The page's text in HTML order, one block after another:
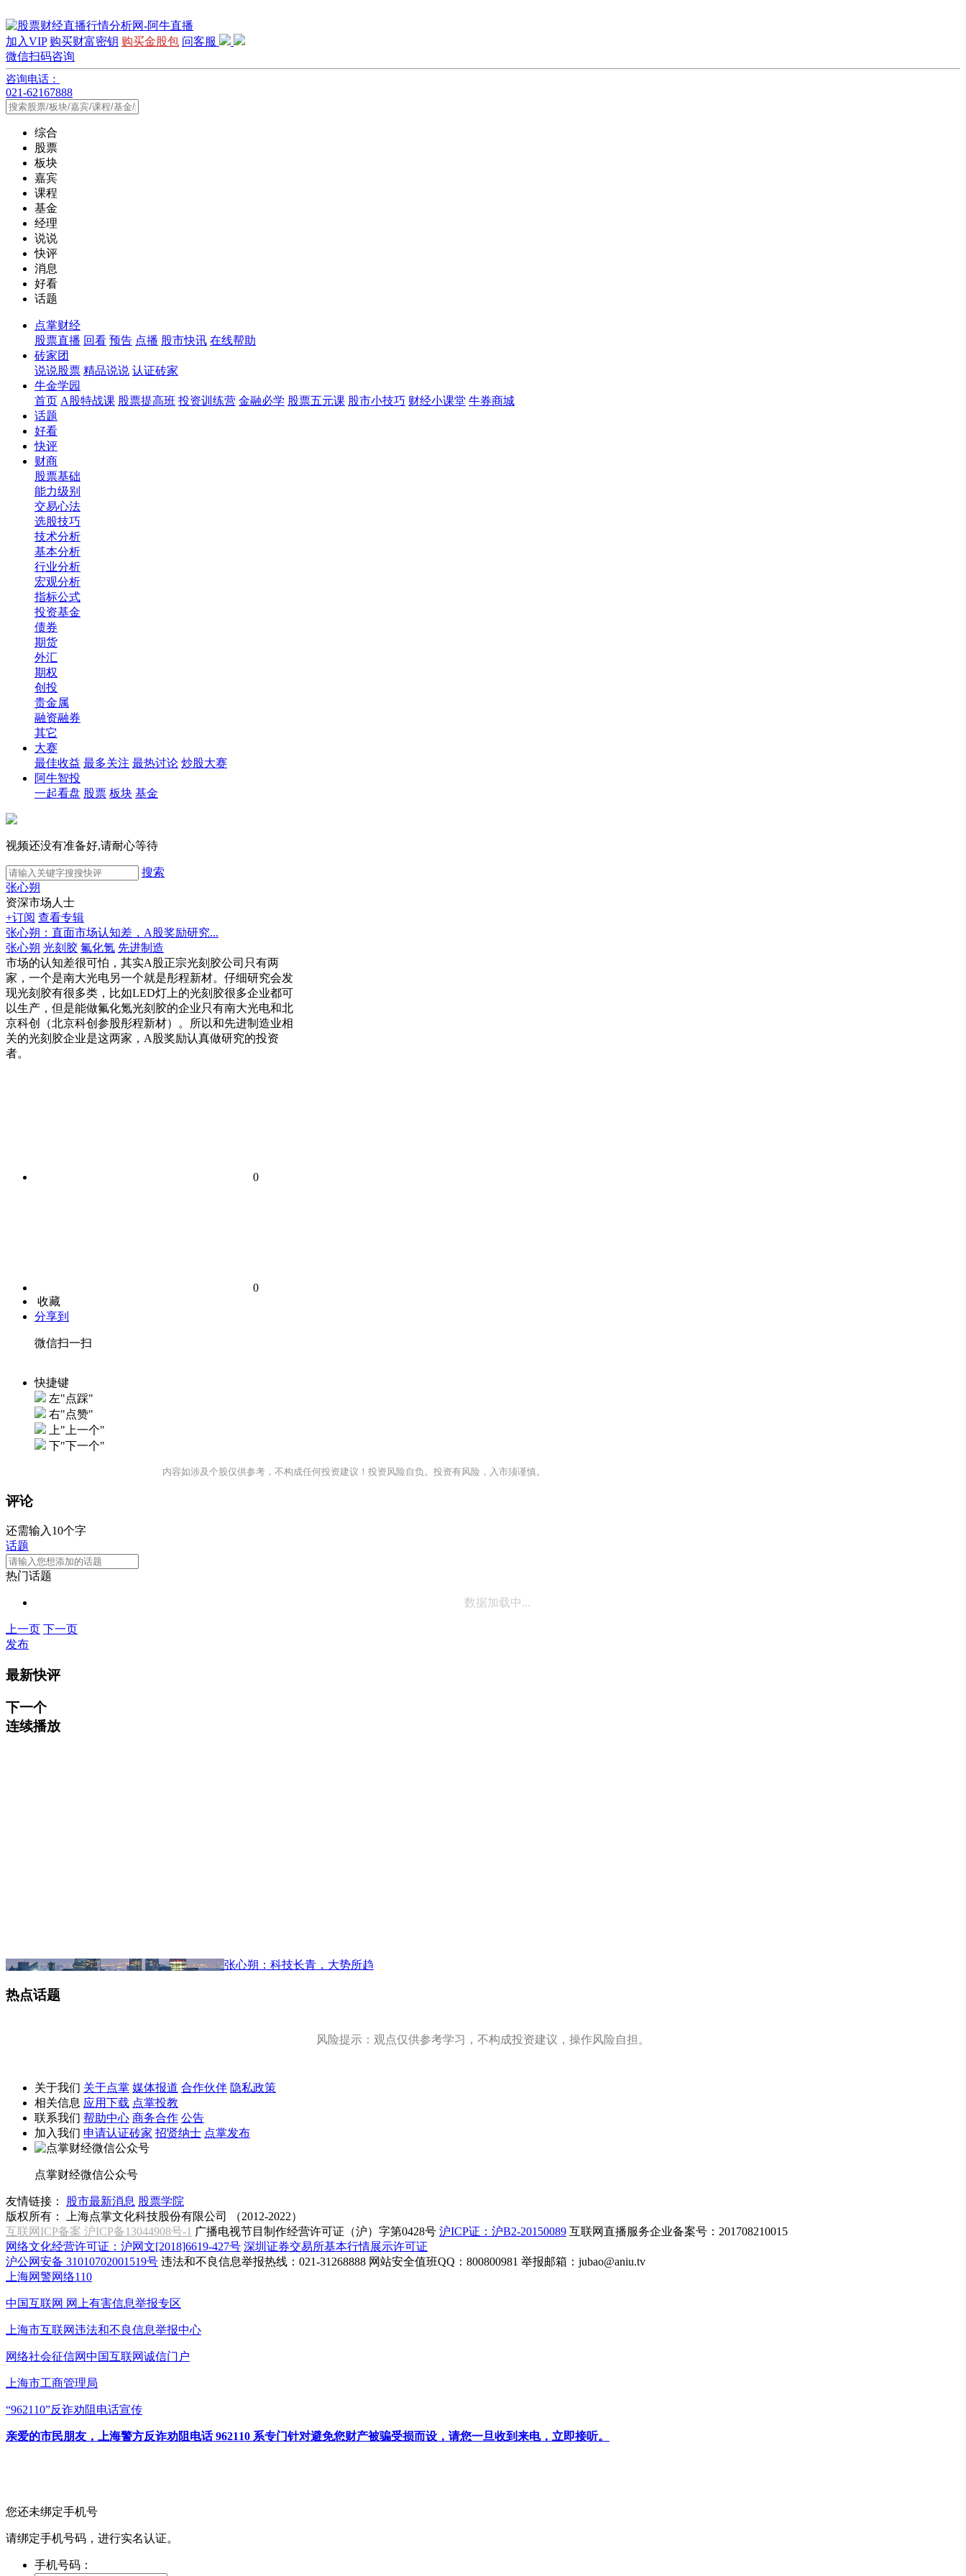
加入VIP 购买财富密钥 购买金股包 问客服
微信扫码咨询
咨询电话：
021-62167888
综合
股票
板块
嘉宾
课程
基金
经理
说说
快评
消息
好看
话题
点掌财经
股票直播 回看 预告 点播 股市快讯 在线帮助
砖家团
说说股票 精品说说 认证砖家
牛金学园
首页 A股特战课 股票提高班 投资训练营 金融必学 股票五元课 股市小技巧 财经小课堂 牛券商城
话题
好看
快评
财商
股票基础
能力级别
交易心法
选股技巧
技术分析
基本分析
行业分析
宏观分析
指标公式
投资基金
债券
期货
外汇
期权
创投
贵金属
融资融券
其它
大赛
最佳收益 最多关注 最热讨论 炒股大赛
阿牛智投
一起看盘 股票 板块 基金
视频还没有准备好,请耐心等待
搜索
张心朔
资深市场人士
+订阅 查看专辑
张心朔：直面市场认知差，A股奖励研究...
张心朔 光刻胶 氟化氪 先进制造
市场的认知差很可怕，其实A股正宗光刻胶公司只有两
家，一个是南大光电另一个就是彤程新材。仔细研究会发
现光刻胶有很多类，比如LED灯上的光刻胶很多企业都可
以生产，但是能做氟化氪光刻胶的企业只有南大光电和北
京科创（北京科创参股彤程新材）。所以和先进制造业相
关的光刻胶企业是这两家，A股奖励认真做研究的投资
者。
0
0
收藏
分享到
微信扫一扫
快捷键
左"点踩"
右"点赞"
上"上一个"
下"下一个"
内容如涉及个股仅供参考，不构成任何投资建议！投资风险自负。投资有风险，入市须谨慎。
评论
还需输入10个字
话题
热门话题
数据加载中...
上一页 下一页
发布
最新快评
下一个
连续播放
张心朔：科技长青，大势所趋
热点话题
风险提示：观点仅供参考学习，不构成投资建议，操作风险自担。
关于我们 关于点掌 媒体报道 合作伙伴 隐私政策
相关信息 应用下载 点掌投教
联系我们 帮助中心 商务合作 公告
加入我们 申请认证砖家 招贤纳士 点掌发布
点掌财经微信公众号
友情链接： 股市最新消息 股票学院
版权所有：
上海点掌文化科技股份有限公司 （2012-2022）
互联网ICP备案 沪ICP备13044908号-1 广播电视节目制作经营许可证（沪）字第0428号 沪ICP证：沪B2-20150089 互联网直播服务企业备案号：201708210015
网络文化经营许可证：沪网文[2018]6619-427号 深圳证券交易所基本行情展示许可证
沪公网安备 31010702001519号 违法和不良信息举报热线：021-31268888 网站安全值班QQ：800800981 举报邮箱： jubao@aniu.tv
上海网警网络110
中国互联网 网上有害信息举报专区
上海市互联网违法和不良信息举报中心
网络社会征信网中国互联网诚信门户
上海市工商管理局
“962110”反诈劝阻电话宣传
亲爱的市民朋友，上海警方反诈劝阻电话 962110 系专门针对避免您财产被骗受损而设，请您一旦收到来电，立即接听。
您还未绑定手机号
请绑定手机号码，进行实名认证。
手机号码：